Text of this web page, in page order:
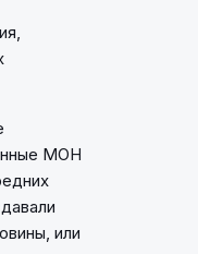
МОН
или